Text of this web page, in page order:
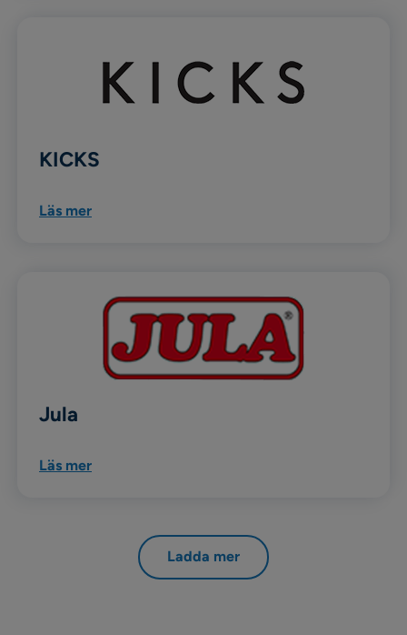
KICKS
Läs mer
Jula
Läs mer
Ladda mer